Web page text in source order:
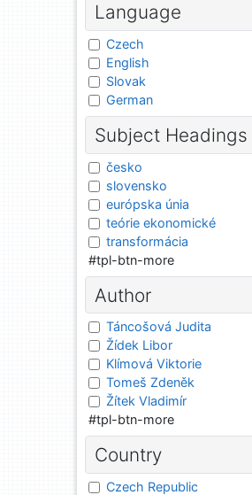
Language
Czech
English
Slovak
German
Subject Headings
česko
slovensko
európska únia
teórie ekonomické
transformácia
#tpl-btn-more
Author
Táncošová Judita
Žídek Libor
Klímová Viktorie
Tomeš Zdeněk
Žítek Vladimír
#tpl-btn-more
Country
Czech Republic